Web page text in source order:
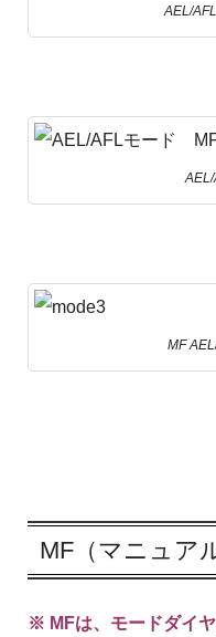
AEL/
MF
MF（マニュア
※ MFは、モードダイ